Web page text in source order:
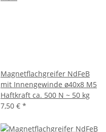
Magnetflachgreifer NdFeB
mit Innengewinde ø40x8 M5
Haftkraft ca. 500 N ~ 50 kg
7,50 € *